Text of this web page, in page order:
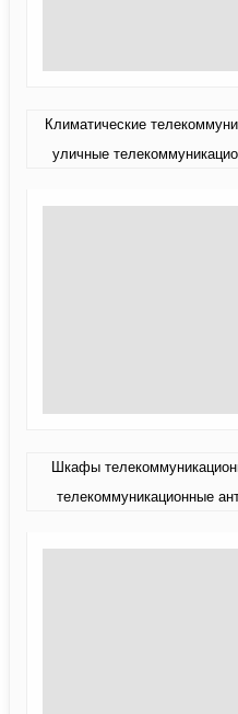
Климатические
уличные
Шкафы
телекоммуникационные